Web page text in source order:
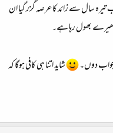
سال سے زائد کا عرصہ گزر گیا ان
بھول رہا ہے۔
جواب دوں۔
شاید اتنا ہی کافی ہوگا کہ